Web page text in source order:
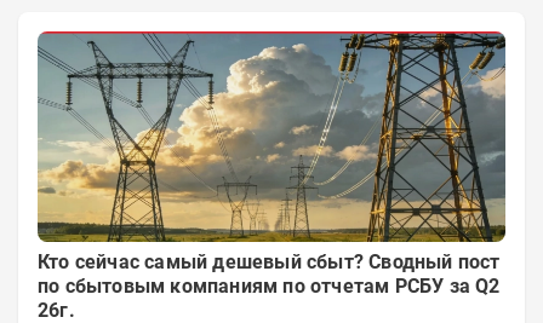
Кто сейчас самый дешевый сбыт? Сводный пост
по сбытовым компаниям по отчетам РСБУ за Q2
26г.